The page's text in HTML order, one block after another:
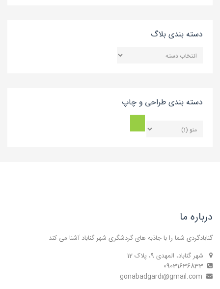
دسته بندی بلاگ
بندی
دسته بندی طراحی و چاپ
درباره ما
گنابادگردی شما را با جاذبه های گردشگری شهر گناباد آشنا می کند .
شهر گناباد، المهدی 9، پلاک 12